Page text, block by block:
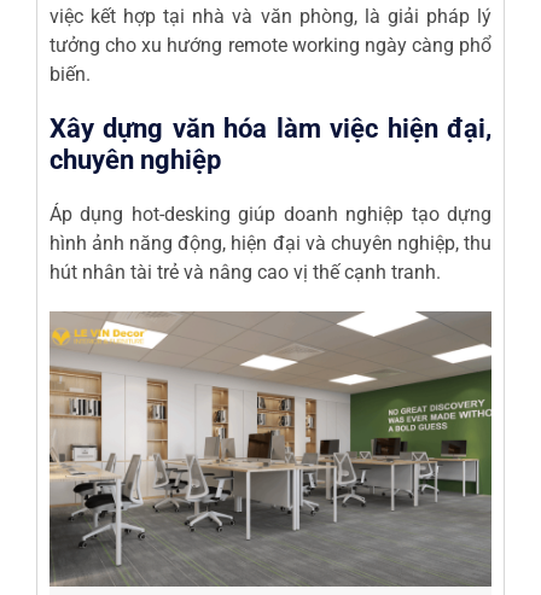
việc kết hợp tại nhà và văn phòng, là giải pháp lý
tưởng cho xu hướng remote working ngày càng phổ
biến.
Xây dựng văn hóa làm việc hiện đại,
chuyên nghiệp
Áp dụng hot-desking giúp doanh nghiệp tạo dựng
hình ảnh năng động, hiện đại và chuyên nghiệp, thu
hút nhân tài trẻ và nâng cao vị thế cạnh tranh.